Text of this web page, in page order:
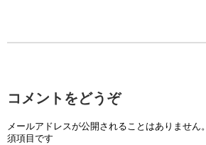
コメントをどうぞ
メールアドレスが公開されることはありません。
須項目です